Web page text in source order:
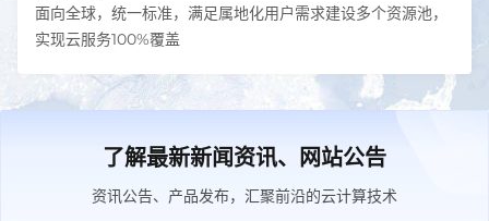
面向全球，统一标准，满足属地化用户需求建设多个资源池，
实现云服务100%覆盖
了解最新新闻资讯、网站公告
资讯公告、产品发布，汇聚前沿的云计算技术